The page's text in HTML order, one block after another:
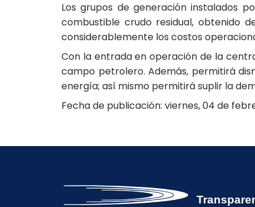
Los grupos de generación instalados
combustible crudo residual, obtenido
considerablemente los costos
Con la entrada en operación de la
campo petrolero. Además, permitirá
energía; así mismo permitirá suplir la
Fecha de publicación: viernes, 04 de